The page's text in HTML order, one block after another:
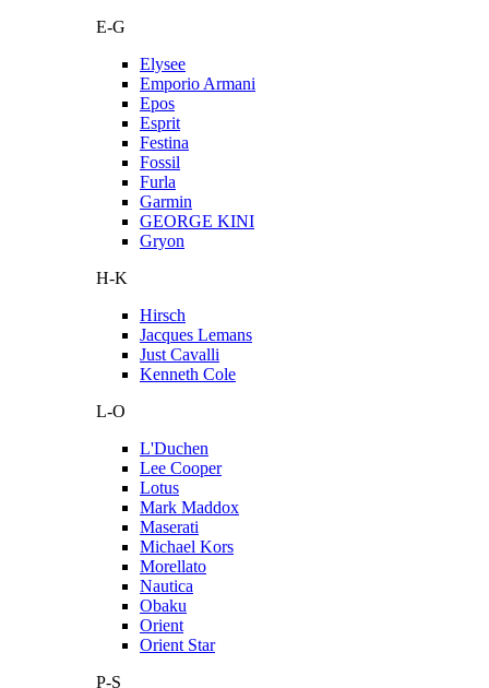
E-G
Elysee
Emporio Armani
Epos
Esprit
Festina
Fossil
Furla
Garmin
GEORGE KINI
Gryon
H-K
Hirsch
Jacques Lemans
Just Cavalli
Kenneth Cole
L-O
L'Duchen
Lee Cooper
Lotus
Mark Maddox
Maserati
Michael Kors
Morellato
Nautica
Obaku
Orient
Orient Star
P-S